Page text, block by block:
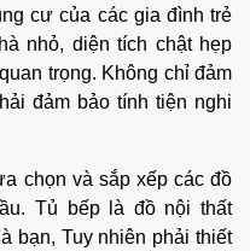
cư của các gia đình trẻ
nhỏ, diện tích chật hẹp
trọng. Không chỉ đảm
đảm bảo tính tiện nghi
chọn và sắp xếp các đồ
Tủ bếp là đồ nội thất
bạn, Tuy nhiên phải thiết